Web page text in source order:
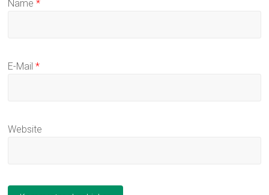
Name*
E-Mail*
Website